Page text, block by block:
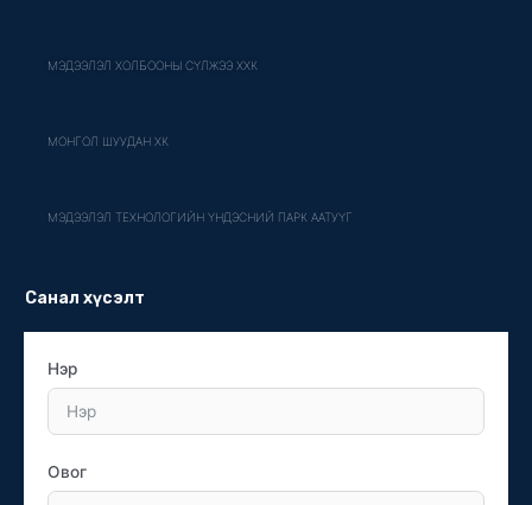
МЭДЭЭЛЭЛ ХОЛБООНЫ СҮЛЖЭЭ ХХК
МОНГОЛ ШУУДАН ХК
МЭДЭЭЛЭЛ ТЕХНОЛОГИЙН ҮНДЭСНИЙ ПАРК ААТУҮГ
Санал хүсэлт
Нэр
Овог